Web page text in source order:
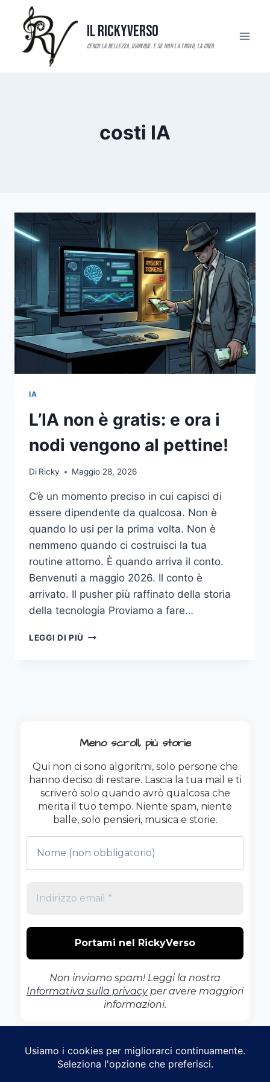
contenuto
Il RickyVerso
costi IA
IA
L’IA non è gratis: e ora i
nodi vengono al pettine!
Di Ricky Maggio 28, 2026
C’è un momento preciso in cui capisci di
essere dipendente da qualcosa. Non è
quando lo usi per la prima volta. Non è
nemmeno quando ci costruisci la tua
routine attorno. È quando arriva il conto.
Benvenuti a maggio 2026. Il conto è
arrivato. Il pusher più raffinato della storia
della tecnologia Proviamo a fare…
LEGGI DI PIÙ L’IA
AL
PETTINE!
Meno scroll, più storie
Qui non ci sono algoritmi, solo persone che
hanno deciso di restare. Lascia la tua mail e ti
scriverò solo quando avrò qualcosa che
merita il tuo tempo. Niente spam, niente
balle, solo pensieri, musica e storie.
Non inviamo spam! Leggi la nostra
Informativa sulla privacyper avere maggiori
informazioni.